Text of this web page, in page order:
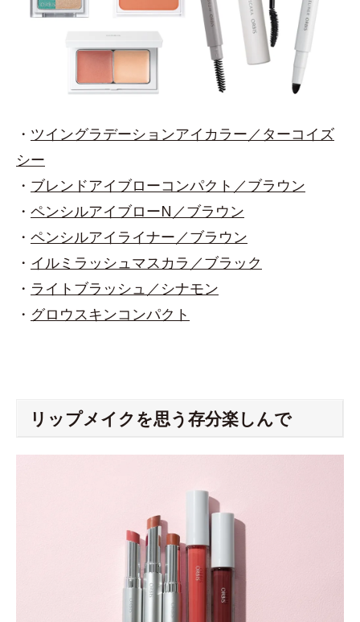
・ ツイングラデーションアイカラー／ターコイズ
シー
・ ブレンドアイブローコンパクト／ブラウン
・ ペンシルアイブローN／ブラウン
・ ペンシルアイライナー／ブラウン
・ イルミラッシュマスカラ／ブラック
・ ライトブラッシュ／シナモン
・ グロウスキンコンパクト
リップメイクを思う存分楽しんで